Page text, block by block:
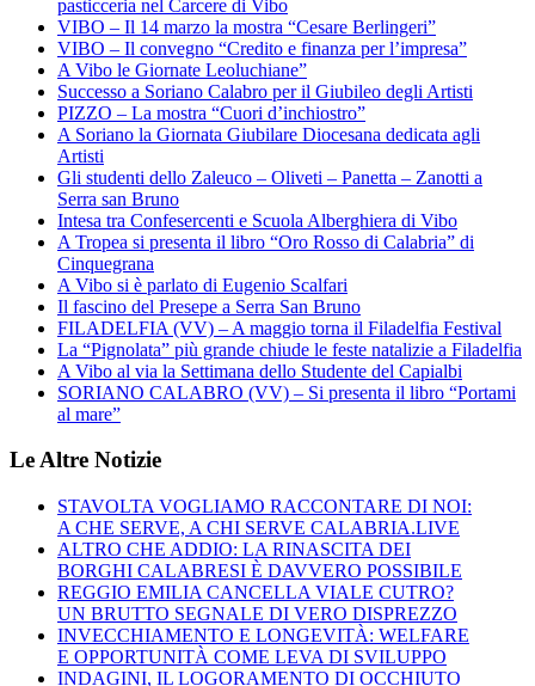
pasticceria nel Carcere di Vibo
VIBO – Il 14 marzo la mostra “Cesare Berlingeri”
VIBO – Il convegno “Credito e finanza per l’impresa”
A Vibo le Giornate Leoluchiane”
Successo a Soriano Calabro per il Giubileo degli Artisti
PIZZO – La mostra “Cuori d’inchiostro”
A Soriano la Giornata Giubilare Diocesana dedicata agli
Artisti
Gli studenti dello Zaleuco – Oliveti – Panetta – Zanotti a
Serra san Bruno
Intesa tra Confesercenti e Scuola Alberghiera di Vibo
A Tropea si presenta il libro “Oro Rosso di Calabria” di
Cinquegrana
A Vibo si è parlato di Eugenio Scalfari
Il fascino del Presepe a Serra San Bruno
FILADELFIA (VV) – A maggio torna il Filadelfia Festival
La “Pignolata” più grande chiude le feste natalizie a Filadelfia
A Vibo al via la Settimana dello Studente del Capialbi
SORIANO CALABRO (VV) – Si presenta il libro “Portami
al mare”
Le Altre Notizie
STAVOLTA VOGLIAMO RACCONTARE DI NOI:
A CHE SERVE, A CHI SERVE CALABRIA.LIVE
ALTRO CHE ADDIO: LA RINASCITA DEI
BORGHI CALABRESI È DAVVERO POSSIBILE
REGGIO EMILIA CANCELLA VIALE CUTRO?
UN BRUTTO SEGNALE DI VERO DISPREZZO
INVECCHIAMENTO E LONGEVITÀ: WELFARE
E OPPORTUNITÀ COME LEVA DI SVILUPPO
INDAGINI, IL LOGORAMENTO DI OCCHIUTO